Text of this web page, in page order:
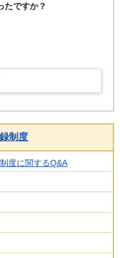
たですか？
制度
度に関するQ&A